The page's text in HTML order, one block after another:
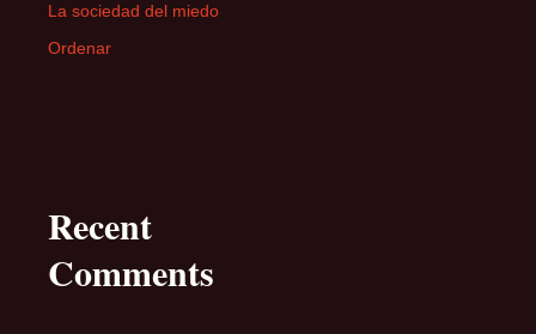
La sociedad del miedo
Ordenar
Recent
Comments